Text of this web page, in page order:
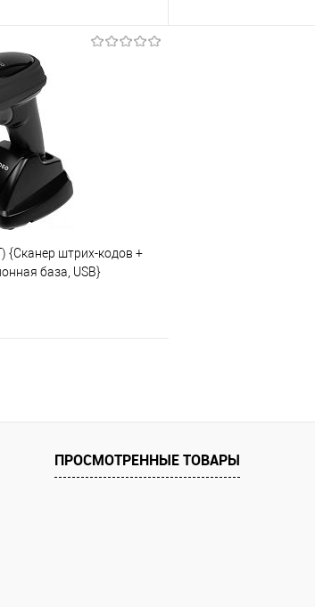
цену
{Сканер штрих-кодов +
база, USB}
Сравнение
ПРОСМОТРЕННЫЕ ТОВАРЫ